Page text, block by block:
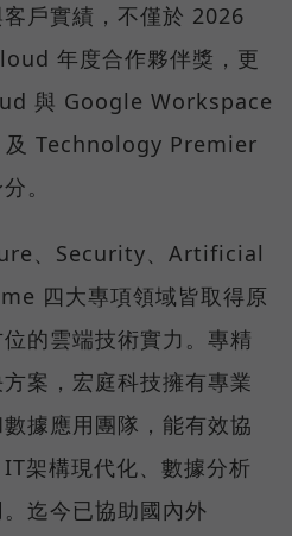
戶實績，不僅於 2026
年度合作夥伴獎，更
與 Google Workspace
及 Technology Premier
。
、Security、Artificial
四大專項領域皆取得原
的雲端技術實力。專精
案，宏庭科技擁有專業
據應用團隊，能有效協
架構現代化、數據分析
迄今已協助國內外